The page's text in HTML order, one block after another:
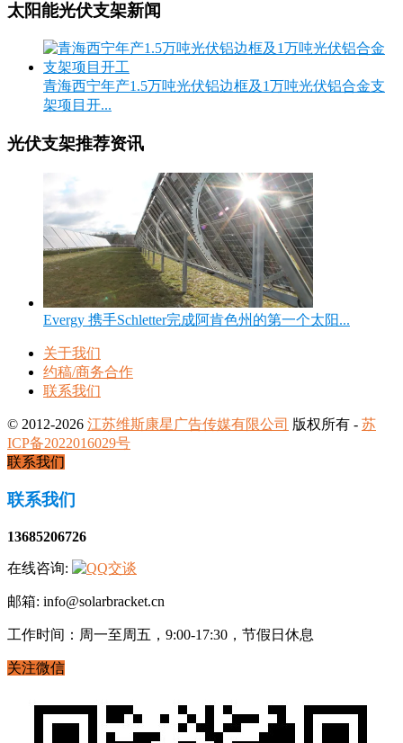
太阳能光伏支架新闻
青海西宁年产1.5万吨光伏铝边框及1万吨光伏铝合金支
架项目开...
光伏支架推荐资讯
Evergy 携手Schletter完成阿肯色州的第一个太阳...
关于我们
约稿/商务合作
联系我们
© 2012-2026 江苏维斯康星广告传媒有限公司 版权所有 - 苏
ICP备2022016029号
联系我们
联系我们
13685206726
在线咨询:
邮箱: info@solarbracket.cn
工作时间：周一至周五，9:00-17:30，节假日休息
关注微信